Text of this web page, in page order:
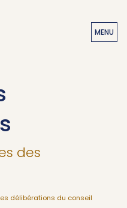
MENU
des
délibérations du conseil